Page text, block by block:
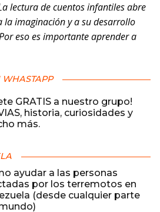
lectura de cuentos infantiles abre
la imaginación y a su desarrollo
eso es importante aprender a
WHASTAPP
GRATIS a nuestro grupo!
historia, curiosidades y
más.
ayudar a las personas
por los terremotos en
(desde cualquier parte